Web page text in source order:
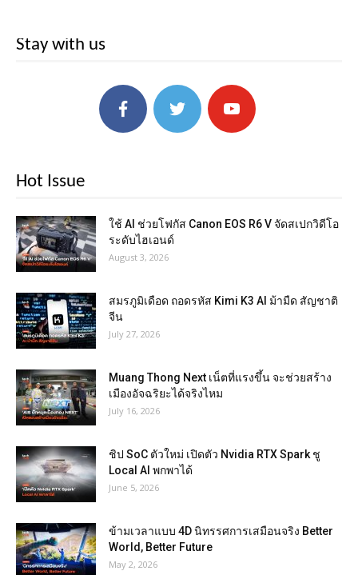
Stay with us
Hot Issue
ใช้ AI ช่วยโฟกัส Canon EOS R6 V จัดสเปกวิดีโอ
ระดับไฮเอนด์
August 3, 2026
สมรภูมิเดือด ถอดรหัส Kimi K3 AI ม้ามืด สัญชาติ
จีน
July 27, 2026
Muang Thong Next เน็ตที่แรงขึ้น จะช่วยสร้าง
เมืองอัจฉริยะได้จริงไหม
July 16, 2026
ชิป SoC ตัวใหม่ เปิดตัว Nvidia RTX Spark ชู
Local AI พกพาได้
June 5, 2026
ข้ามเวลาแบบ 4D นิทรรศการเสมือนจริง Better
World, Better Future
May 2, 2026